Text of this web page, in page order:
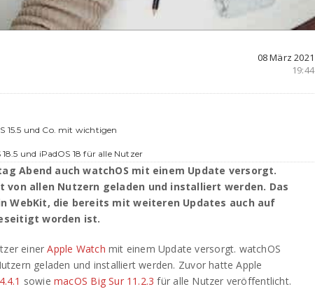
08 März 2021
19:44
15.5 und Co. mit wichtigen
und iPadOS 18 für alle Nutzer
Abend auch watchOS mit einem Update versorgt.
von allen Nutzern geladen und installiert werden. Das
WebKit, die bereits mit weiteren Updates auch auf
worden ist.
einerApple Watch mit einem Update versorgt. watchOS
geladen und installiert werden. Zuvor hatte Apple
sowiemacOS Big Sur 11.2.3 für alle Nutzer veröffentlicht.